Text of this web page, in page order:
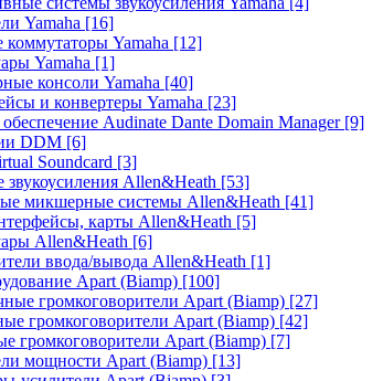
Yamaha [16]
коммутаторы Yamaha [12]
Yamaha [1]
консоли Yamaha [40]
и конвертеры Yamaha [23]
Audinate Dante Domain Manager [9]
DDM [6]
Soundcard [3]
звукоусиления Allen&Heath [53]
микшерные системы Allen&Heath [41]
карты Allen&Heath [5]
Allen&Heath [6]
ввода/вывода Allen&Heath [1]
Apart (Biamp) [100]
громкоговорители Apart (Biamp) [27]
громкоговорители Apart (Biamp) [42]
громкоговорители Apart (Biamp) [7]
мощности Apart (Biamp) [13]